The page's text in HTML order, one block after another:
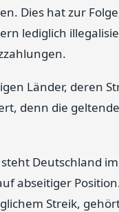
Dies hat zur
lediglich
Länder, deren
denn die
Deutschland
abseitiger
Streik,